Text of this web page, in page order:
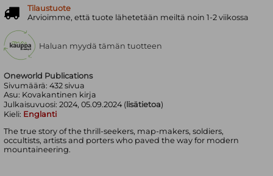
Oneworld Publications
Sivumäärä:432 sivua
Asu: Kovakantinen kirja
Julkaisuvuosi:2024, 05.09.2024 ( lisätietoa)
Kieli: Englanti
The true story of the thrill-seekers, map-makers, soldiers,
occultists, artists and porters who paved the way for modern
mountaineering.
Tilaustuote
Arvioimme, että tuote lähetetään meiltä noin 1-2 viikossa
Haluan myydä tämän tuotteen